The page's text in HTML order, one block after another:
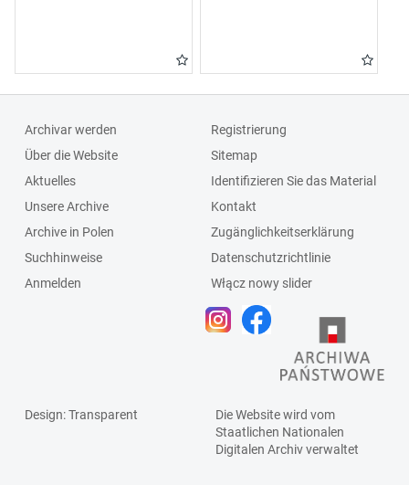
Archivar werden
Über die Website
Aktuelles
Unsere Archive
Archive in Polen
Suchhinweise
Anmelden
Registrierung
Sitemap
Identifizieren Sie das Material
Kontakt
Zugänglichkeitserklärung
Datenschutzrichtlinie
Włącz nowy slider
Design: Transparent
Die Website wird vom
Staatlichen Nationalen
Digitalen Archivverwaltet